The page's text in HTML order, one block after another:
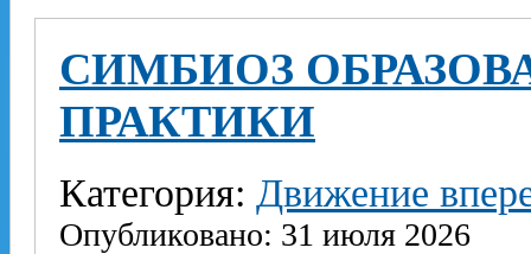
СИМБИОЗ
ПРАКТИКИ
Категория: Движение
Опубликовано: 31 июля 2026